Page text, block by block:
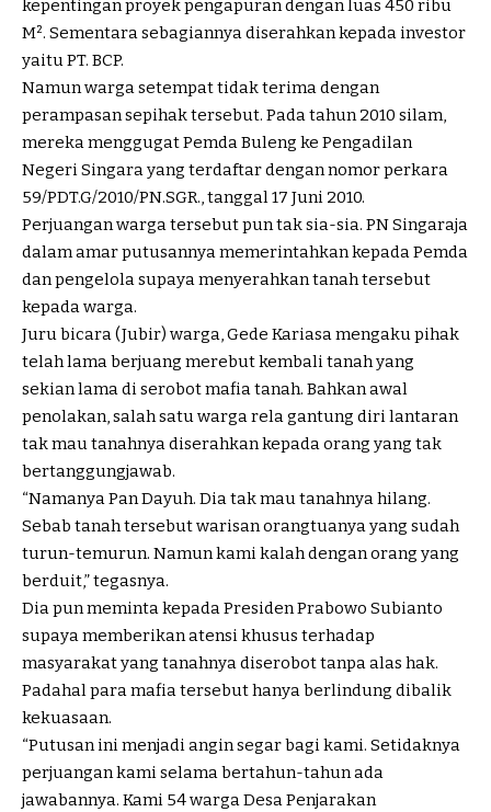
kepentingan proyek pengapuran dengan luas 450 ribu
M². Sementara sebagiannya diserahkan kepada investor
yaitu PT. BCP.
Namun warga setempat tidak terima dengan
perampasan sepihak tersebut. Pada tahun 2010 silam,
mereka menggugat Pemda Buleng ke Pengadilan
Negeri Singara yang terdaftar dengan nomor perkara
59/PDT.G/2010/PN.SGR., tanggal 17 Juni 2010.
Perjuangan warga tersebut pun tak sia-sia. PN Singaraja
dalam amar putusannya memerintahkan kepada Pemda
dan pengelola supaya menyerahkan tanah tersebut
kepada warga.
Juru bicara (Jubir) warga, Gede Kariasa mengaku pihak
telah lama berjuang merebut kembali tanah yang
sekian lama di serobot mafia tanah. Bahkan awal
penolakan, salah satu warga rela gantung diri lantaran
tak mau tanahnya diserahkan kepada orang yang tak
bertanggungjawab.
“Namanya Pan Dayuh. Dia tak mau tanahnya hilang.
Sebab tanah tersebut warisan orangtuanya yang sudah
turun-temurun. Namun kami kalah dengan orang yang
berduit,” tegasnya.
Dia pun meminta kepada Presiden Prabowo Subianto
supaya memberikan atensi khusus terhadap
masyarakat yang tanahnya diserobot tanpa alas hak.
Padahal para mafia tersebut hanya berlindung dibalik
kekuasaan.
“Putusan ini menjadi angin segar bagi kami. Setidaknya
perjuangan kami selama bertahun-tahun ada
jawabannya. Kami 54 warga Desa Penjarakan